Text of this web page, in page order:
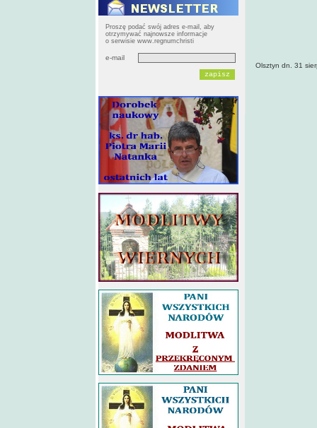
Proszę podać swój adres e-mail, aby
otrzymywać najnowsze informacje
o serwisie www.regnumchristi
e-mail
Olsztyn dn. 31